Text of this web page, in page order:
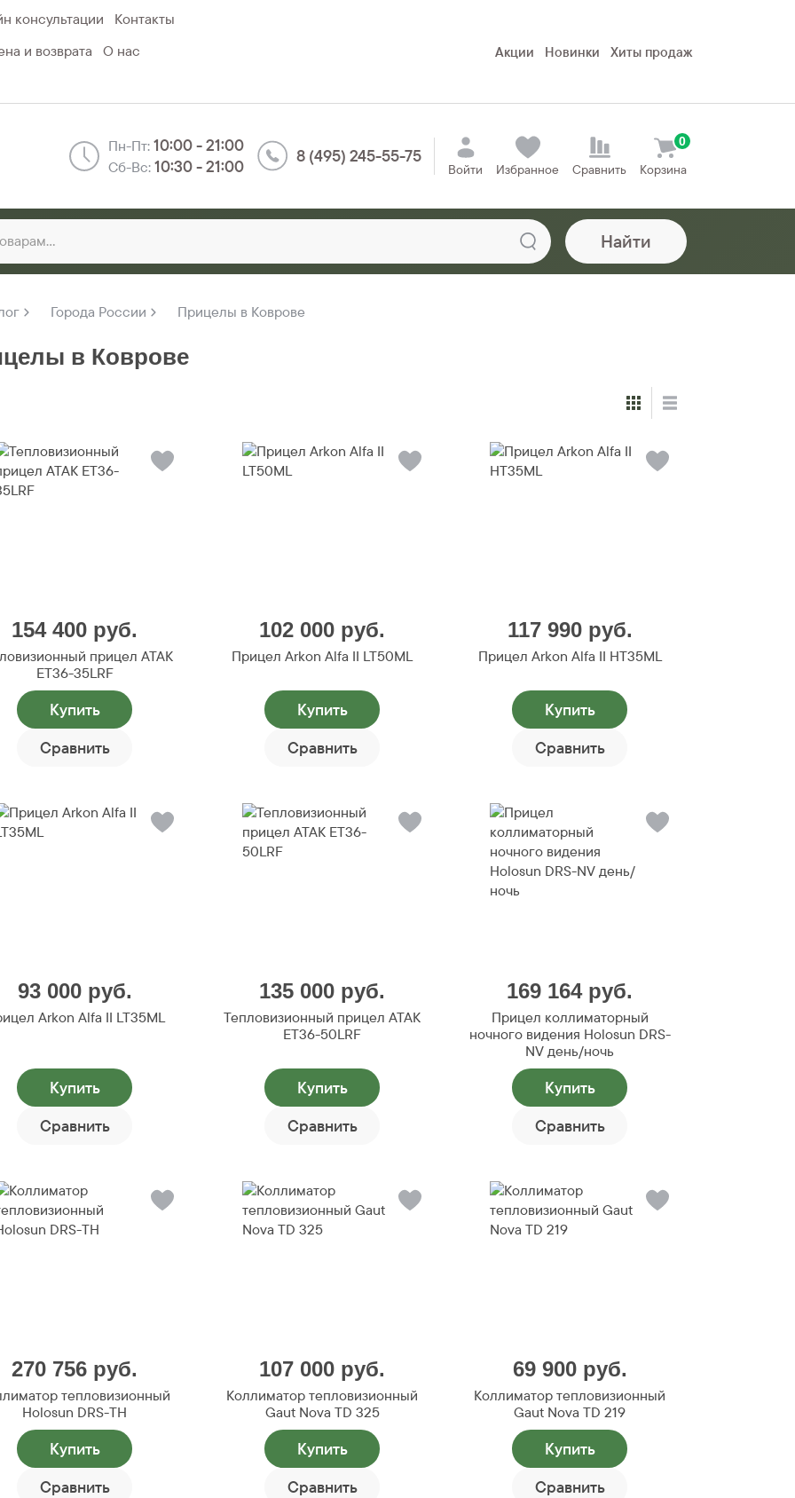
консультации
Контакты
и возврата
О нас Акции Новинки Хиты продаж
Пн-Пт:10:00 - 21:00
Сб-Вс:10:30 - 21:00
8 (495) 245-55-75
Войти Избранное Сравнить Корзина
0
Найти
Города России Прицелы в Коврове
в Коврове
154 400 руб.
прицел ATAK
ET36-35LRF
Купить
Сравнить
102 000 руб.
Прицел Arkon Alfa II LT50ML
Купить
Сравнить
117 990 руб.
Прицел Arkon Alfa II HT35ML
Купить
Сравнить
93 000 руб.
Arkon Alfa II LT35ML
Купить
Сравнить
135 000 руб.
Тепловизионный прицел ATAK
ET36-50LRF
Купить
Сравнить
169 164 руб.
Прицел коллиматорный
ночного видения Holosun DRS-
NV день/ночь
Купить
Сравнить
270 756 руб.
тепловизионный
Holosun DRS-TH
Купить
Сравнить
107 000 руб.
Коллиматор тепловизионный
Gaut Nova TD 325
Купить
Сравнить
69 900 руб.
Коллиматор тепловизионный
Gaut Nova TD 219
Купить
Сравнить